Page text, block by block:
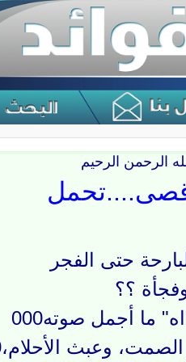
الرحمن الرحيم
أقصى....تحمل
حتى الفجر
؟؟
ما أجمل صوته000
وعبث الأحلام،0